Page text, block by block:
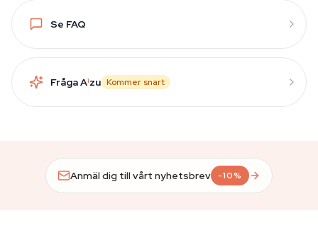
Se FAQ
Fråga Aizu Kommer snart
Anmäl dig till vårt nyhetsbrev -10%